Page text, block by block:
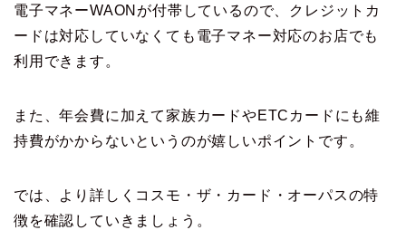
電子マネーWAONが付帯しているので、クレジットカ
ードは対応していなくても電子マネー対応のお店でも
利用できます。
また、年会費に加えて家族カードやETCカードにも維
持費がかからないというのが嬉しいポイントです。
では、より詳しくコスモ・ザ・カード・オーパスの特
徴を確認していきましょう。